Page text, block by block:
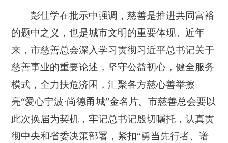
彭佳学在批示中强调，慈善是推进共同富裕
的题中之义，也是城市文明的重要体现。近年
来，市慈善总会深入学习贯彻习近平总书记关于
慈善事业的重要论述，坚守公益初心，健全服务
模式，全力扶危济困，汇聚各方慈心善举擦
亮“爱心宁波·尚德甬城”金名片。市慈善总会要以
此次换届为契机，牢记总书记殷切嘱托，认真贯
彻中央和省委决策部署，紧扣“勇当先行者、谱